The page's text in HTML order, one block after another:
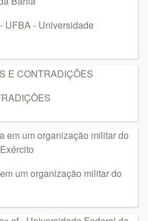
UFBA - Universidade
um organização militar do